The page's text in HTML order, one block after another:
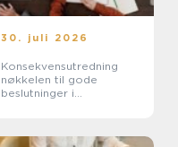
30. juli 2026
Konsekvensutredning
nøkkelen til gode
beslutninger i